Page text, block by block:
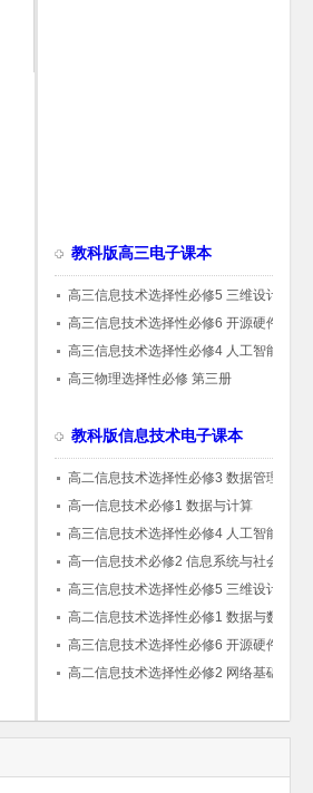
教科版高三电子课本
高三信息技术选择性必修5 三维设计与创意
高三信息技术选择性必修6 开源硬件项目设
计
高三信息技术选择性必修4 人工智能初步
高三物理选择性必修 第三册
教科版信息技术电子课本
高二信息技术选择性必修3 数据管理与分析
高一信息技术必修1 数据与计算
高三信息技术选择性必修4 人工智能初步
高一信息技术必修2 信息系统与社会
高三信息技术选择性必修5 三维设计与创意
高二信息技术选择性必修1 数据与数据结构
高三信息技术选择性必修6 开源硬件项目设
计
高二信息技术选择性必修2 网络基础